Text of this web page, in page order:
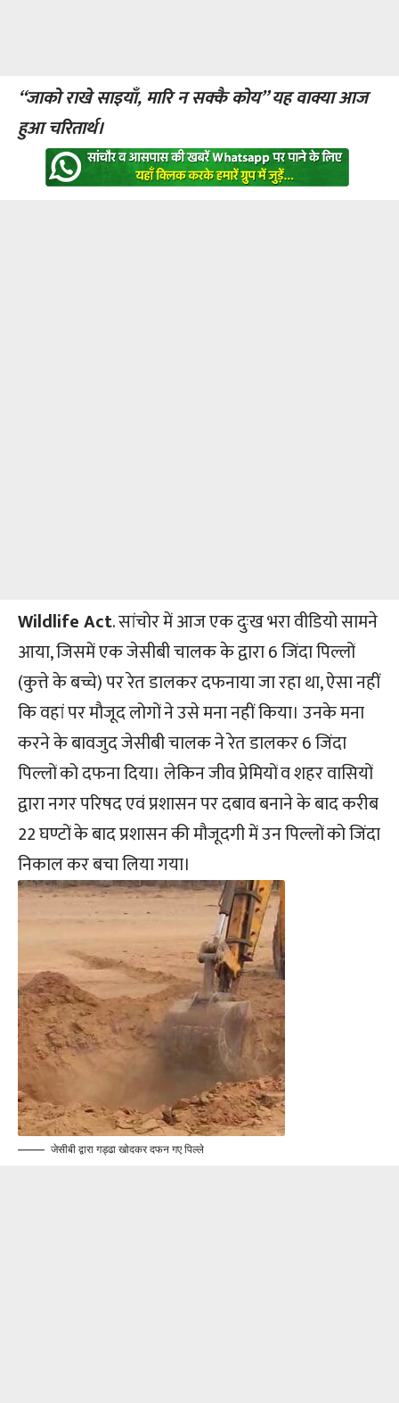
“जाको राखे साइयाँ, मारि न सक्कै कोय” यह वाक्या आज
हुआ चरितार्थ।
Wildlife Act. सांचोर में आज एक दुःख भरा वीडियो सामने
आया, जिसमें एक जेसीबी चालक के द्वारा 6 जिंदा पिल्लों
(कुत्ते के बच्चे) पर रेत डालकर दफनाया जा रहा था, ऐसा नहीं
कि वहां पर मौजूद लोगों ने उसे मना नहीं किया। उनके मना
करने के बावजुद जेसीबी चालक ने रेत डालकर 6 जिंदा
पिल्लों को दफना दिया। लेकिन जीव प्रेमियों व शहर वासियों
द्वारा नगर परिषद एवं प्रशासन पर दबाव बनाने के बाद करीब
22 घण्टों के बाद प्रशासन की मौजूदगी में उन पिल्लों को जिंदा
निकाल कर बचा लिया गया।
जेसीबी द्वारा गड्ढा खोदकर दफन गए पिल्ले